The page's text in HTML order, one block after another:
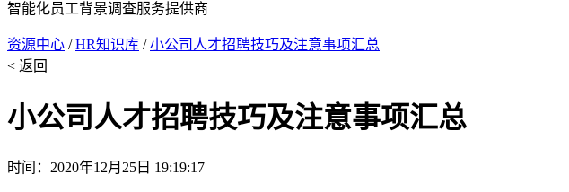
智能化员工背景调查服务提供商
资源中心 /HR知识库 /小公司人才招聘技巧及注意事项汇总
< 返回
小公司人才招聘技巧及注意事项汇总
时间：2020年12月25日 19:19:17